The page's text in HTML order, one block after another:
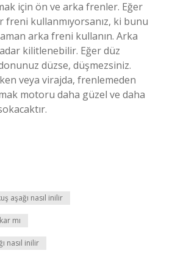
için ön ve arka frenler. Eğer
freni kullanmıyorsanız, ki bunu
arka freni kullanın. Arka
kilitlenebilir. Eğer düz
düzse, düşmezsiniz.
veya virajda, frenlemeden
motoru daha güzel ve daha
aşağı nasıl inilir
mı
nasıl inilir